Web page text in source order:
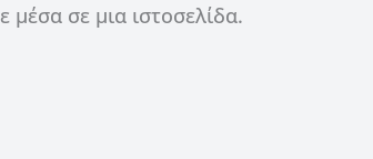
μέσα σε μια ιστοσελίδα.